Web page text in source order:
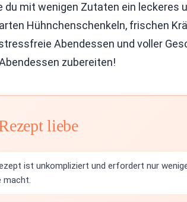
du mit wenigen Zutaten ein leckeres
Hühnchenschenkeln, frischen
Abendessen und voller
zubereiten!
liebe
ist unkompliziert und erfordert nur
macht.